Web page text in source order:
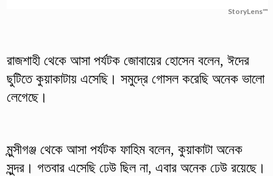
StoryLens™
রাজশাহী থেকে আসা পর্যটক জোবায়ের হোসেন বলেন, ঈদের
ছুটিতে কুয়াকাটায় এসেছি। সমুদ্রে গোসল করেছি অনেক ভালো
লেগেছে।
মুন্সীগঞ্জ থেকে আসা পর্যটক ফাহিম বলেন, কুয়াকাটা অনেক
সুন্দর। গতবার এসেছি ঢেউ ছিল না, এবার অনেক ঢেউ রয়েছে।